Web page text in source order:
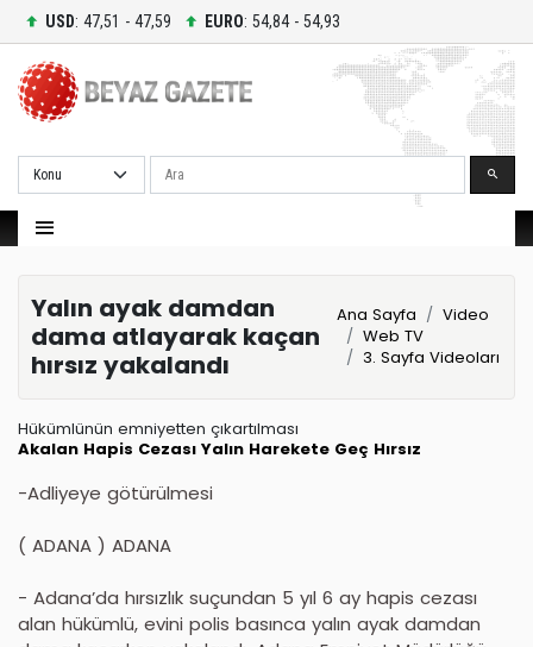
USD: 47,51 - 47,59 EURO: 54,84 - 54,93
Ara
Yalın ayak damdan
dama atlayarak kaçan
hırsız yakalandı
Ana Sayfa
Video
Web TV
3. Sayfa Videoları
Hükümlünün emniyetten çıkartılması
Akalan Hapis Cezası Yalın Harekete Geç Hırsız
-Adliyeye götürülmesi
( ADANA ) ADANA
- Adana’da hırsızlık suçundan 5 yıl 6 ay hapis cezası
alan hükümlü, evini polis basınca yalın ayak damdan